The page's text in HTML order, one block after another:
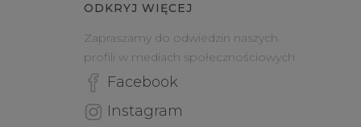
ODKRYJ WIĘCEJ
Zapraszamy do odwiedzin naszych
profili w mediach społecznościowych
Facebook
Instagram